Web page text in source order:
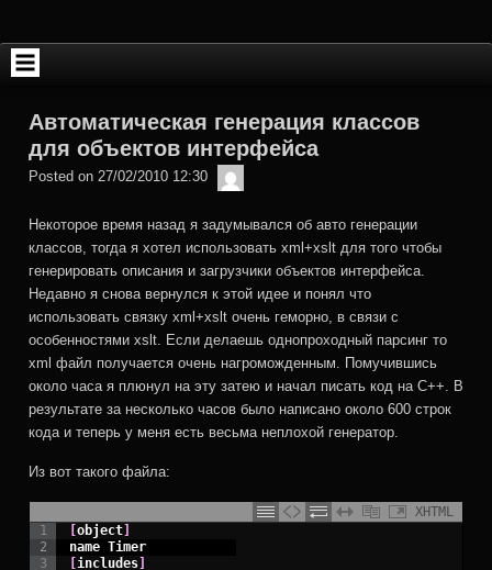
content
Автоматическая генерация классов
для объектов интерфейса
Posted on 27/02/2010 12:30
Некоторое время назад я задумывался об авто генерации
классов, тогда я хотел использовать xml+xslt для того чтобы
генерировать описания и загрузчики объектов интерфейса.
Недавно я снова вернулся к этой идее и понял что
использовать связку xml+xslt очень геморно, в связи с
особенностями xslt. Если делаешь однопроходный парсинг то
xml файл получается очень нагроможденным. Помучившись
около часа я плюнул на эту затею и начал писать код на C++. В
результате за несколько часов было написано около 600 строк
кода и теперь у меня есть весьма неплохой генератор.
Из вот такого файла:
XHTML
1
2
3
[object]
name Timer
[includes]